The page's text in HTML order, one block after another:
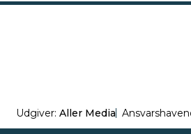
Udgiver: Aller Media